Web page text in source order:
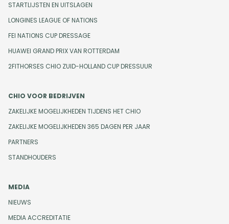
STARTLIJSTEN EN UITSLAGEN
LONGINES LEAGUE OF NATIONS
FEI NATIONS CUP DRESSAGE
HUAWEI GRAND PRIX VAN ROTTERDAM
2FITHORSES CHIO ZUID-HOLLAND CUP DRESSUUR
CHIO VOOR BEDRIJVEN
ZAKELIJKE MOGELIJKHEDEN TIJDENS HET CHIO
ZAKELIJKE MOGELIJKHEDEN 365 DAGEN PER JAAR
PARTNERS
STANDHOUDERS
MEDIA
NIEUWS
MEDIA ACCREDITATIE